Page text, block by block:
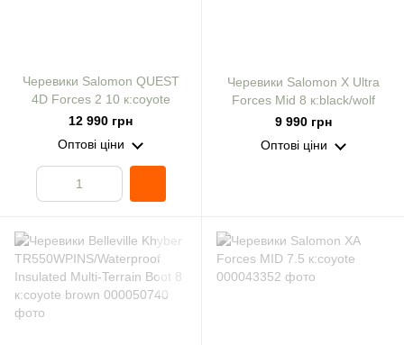
Черевики Salomon QUEST
4D Forces 2 10 к:coyote
12 990 грн
Оптові ціни
Черевики Salomon X Ultra
Forces Mid 8 к:black/wolf
9 990 грн
Оптові ціни